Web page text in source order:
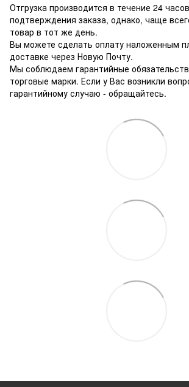
Отгрузка производится в течение 24
подтверждения заказа, однако, чаще
товар в тот же день.
Вы можете сделать оплату наложенным
доставке через Новую Почту.
Мы соблюдаем гарантийные
торговые марки. Если у Вас возникли
гарантийному случаю - обращайтесь.